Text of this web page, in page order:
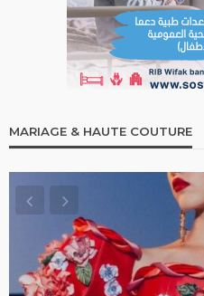
MARIAGE & HAUTE COUTURE